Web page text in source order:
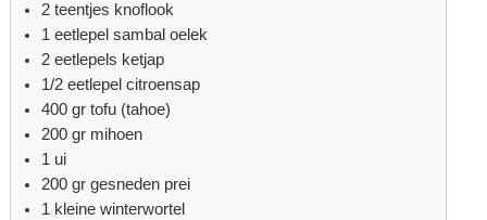
2 teentjes knoflook
1 eetlepel sambal oelek
2 eetlepels ketjap
1/2 eetlepel citroensap
400 gr tofu (tahoe)
200 gr mihoen
1 ui
200 gr gesneden prei
1 kleine winterwortel